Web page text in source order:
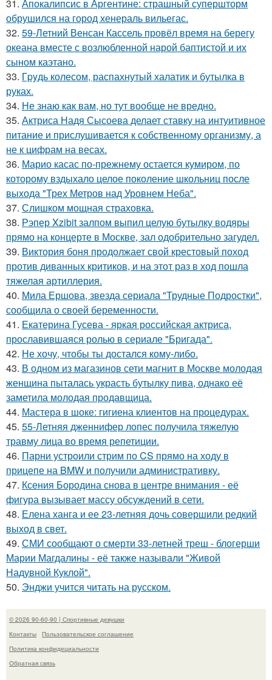
31. Апокалипсис в Аргентине: страшный супершторм
обрушился на город хенераль вильегас.
32. 59-Летний Венсан Кассель провёл время на берегу
океана вместе с возлюбленной нарой баптистой и их
сыном каэтано.
33. Гpyдь колесом, распахнутый халатик и бутылка в
руках.
34. Не знаю как вам, но тут вообще не вредно.
35. Актриса Надя Сысоева делает ставку на интуитивное
питание и прислушивается к собственному организму, а
не к цифрам на весах.
36. Марио касас по-прежнему остается кумиром, по
которому вздыхало целое поколение школьниц после
выхода "Трех Метров над Уровнем Неба".
37. Слишком мощная страховка.
38. Рэпер Xzibit залпом выпил целую бутылку водяры
прямо на концерте в Москве, зал одобрительно загудел.
39. Виктория боня продолжает свой крестовый поход
против диванных критиков, и на этот раз в ход пошла
тяжелая артиллерия.
40. Мила Ершова, звезда сериала "Трудные Подростки",
сообщила о своей беременности.
41. Екатерина Гусева - яркая российская актриса,
прославившаяся ролью в сериале "Бригада".
42. Не хочу, чтобы ты достался кому-либо.
43. В одном из магазинов сети магнит в Москве молодая
женщина пыталась украсть бутылку пива, однако её
заметила молодая продавщица.
44. Мастера в шоке: гигиена клиентов на процедурах.
45. 55-Летняя дженнифер лопес получила тяжелую
травму лица во время репетиции.
46. Парни устроили стрим по CS прямо на ходу в
прицепе на BMW и получили административку.
47. Ксения Бородина снова в центре внимания - её
фигура вызывает массу обсуждений в сети.
48. Елена ханга и ее 23-летняя дочь совершили редкий
выход в свет.
49. СМИ сообщают о смерти 33-летней треш - блогерши
Марии Магдалины - её также называли "Живой
Надувной Куклой".
50. Энджи учится читать на русском.
© 2026 90-60-90 | Спортивные девушки
Контакты
Пользовательское соглашение
Политика конфидециальности
Обратная связь